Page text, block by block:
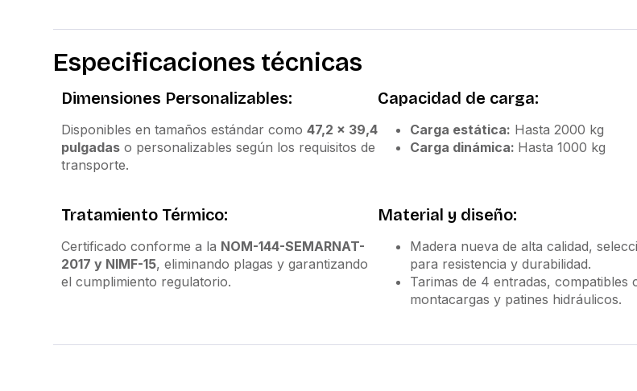
Especificaciones técnicas
Dimensiones Personalizables:
Disponibles en tamaños estándar como 47,2 x 39,4
pulgadas o personalizables según los requisitos de
transporte.
Capacidad de carga:
Carga estática: Hasta 2000 kg
Carga dinámica: Hasta 1000 kg
Tratamiento Térmico:
Certificado conforme a la NOM-144-SEMARNAT-
2017 y NIMF-15, eliminando plagas y garantizando
el cumplimiento regulatorio.
Material y diseño:
Madera nueva de alta calidad,
para resistencia y durabilidad.
Tarimas de 4 entradas, compatibles
montacargas y patines hidráulicos.